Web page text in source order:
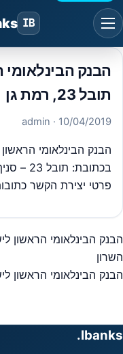
IB
תובל 23, רמת גן
10/04/2019
· admin
הבנק הבינלאומי
פרטי יצירת הקשר
ניווט
השרון
הבנק הבינלאומי הראשון לישראל סניף 27
Ibanks.